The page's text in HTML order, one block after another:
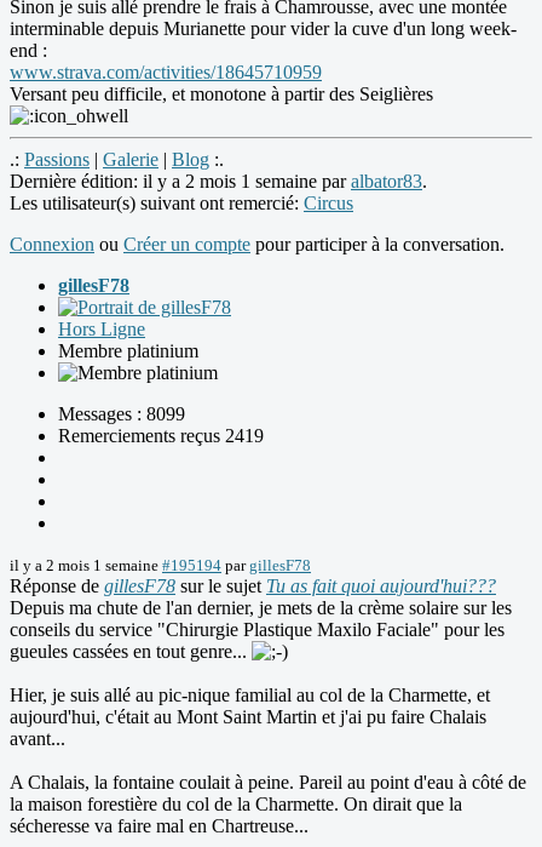
Sinon je suis allé prendre le frais à Chamrousse, avec une montée
interminable depuis Murianette pour vider la cuve d'un long week-
end :
www.strava.com/activities/18645710959
Versant peu difficile, et monotone à partir des Seiglières
.: Passions | Galerie | Blog :.
Dernière édition: il y a 2 mois 1 semaine paralbator83.
Les utilisateur(s) suivant ont remercié: Circus
Connexion ou Créer un compte pour participer à la conversation.
gillesF78
Hors Ligne
Membre platinium
Messages : 8099
Remerciements reçus 2419
il y a 2 mois 1 semaine #195194 pargillesF78
Réponse de gillesF78 sur le sujet Tu as fait quoi aujourd'hui???
Depuis ma chute de l'an dernier, je mets de la crème solaire sur les
conseils du service "Chirurgie Plastique Maxilo Faciale" pour les
gueules cassées en tout genre...
Hier, je suis allé au pic-nique familial au col de la Charmette, et
aujourd'hui, c'était au Mont Saint Martin et j'ai pu faire Chalais
avant...
A Chalais, la fontaine coulait à peine. Pareil au point d'eau à côté de
la maison forestière du col de la Charmette. On dirait que la
sécheresse va faire mal en Chartreuse...